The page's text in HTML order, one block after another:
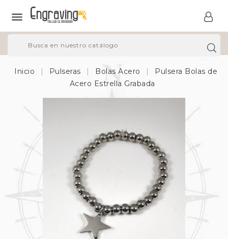

Inicio Pulseras Bolas Acero
Pulsera Bolas de
Acero Estrella Grabada